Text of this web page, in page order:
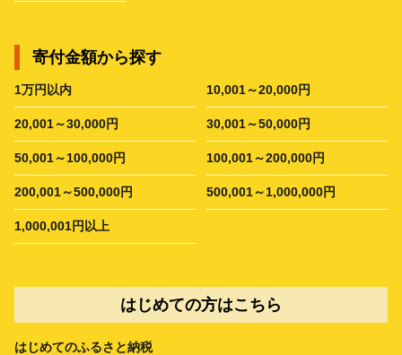
寄付金額から探す
1万円以内 10,001～20,000円
20,001～30,000円 30,001～50,000円
50,001～100,000円 100,001～200,000円
200,001～500,000円 500,001～1,000,000円
1,000,001円以上
はじめての方はこちら
はじめてのふるさと納税